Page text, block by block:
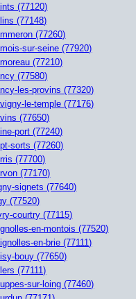
(77120)
(77148)
(77260)
sur-seine (77920)
(77210)
(77580)
les-provins (77320)
le-temple (77176)
(77650)
port (77240)
sorts (77260)
(77700)
(77170)
signets (77640)
(77520)
courtry (77115)
en-montois (77520)
en-brie (77111)
bouy (77650)
(77111)
sur-loing (77460)